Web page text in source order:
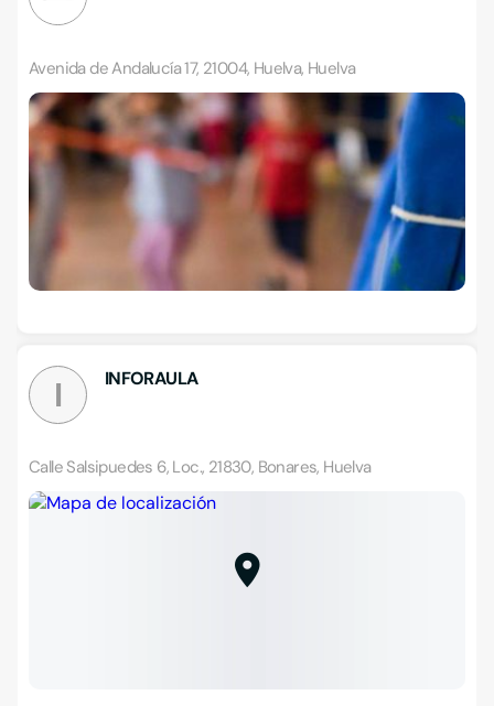
Avenida de Andalucía 17, 21004, Huelva, Huelva
I INFORAULA
Calle Salsipuedes 6, Loc., 21830, Bonares, Huelva